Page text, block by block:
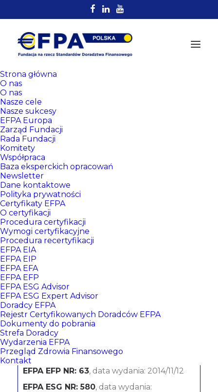
Strona główna
O nas
O nas
Nasze cele
Nasze sukcesy
EFPA Europa
Zarząd Fundacji
Rada Fundacji
Komitety
Współpraca
Baza eksperckich opracowań
Newsletter
Dane kontaktowe
Polityka prywatności
Certyfikaty EFPA
O certyfikacji
Procedura certyfikacji
Wymogi certyfikacyjne
Procedura recertyfikacji
EFPA EIA
EFPA EIP
EFPA EFA
EFPA EFP
EFPA ESG Advisor
EFPA ESG Expert Advisor
Doradcy EFPA
Rejestr Certyfikowanych Doradców EFPA
Dokumenty do pobrania
Strefa Doradcy
Wydarzenia EFPA
Przegląd Zdrowia Finansowego
Kontakt
Rejestr
Certyfikowanych
Doradców EFPA
Marzena Jałocha
mBank S.A.
CERTYFIKATY:
EFPA EFP NR: 63, data wydania: 2014/11/12
EFPA ESG NR: 580, data wydania: